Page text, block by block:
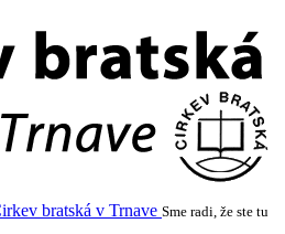
bratská v Trnave Sme radi, že ste tu